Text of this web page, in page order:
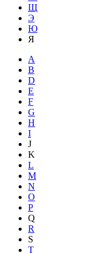
Щ
Э
Ю
Я
A
B
D
E
F
G
H
I
J
K
L
M
N
O
P
Q
R
S
T